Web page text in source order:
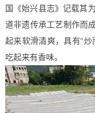
国《始兴县志》记载其
道非遗传承工艺制作而
起来软滑清爽，具有“炒
吃起来有香味。